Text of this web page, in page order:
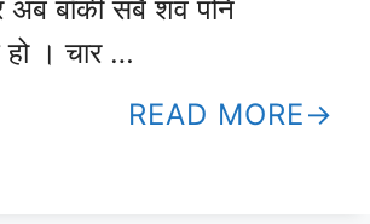
अब बाँकी सबै शव पनि
हो । चार …
READ MORE